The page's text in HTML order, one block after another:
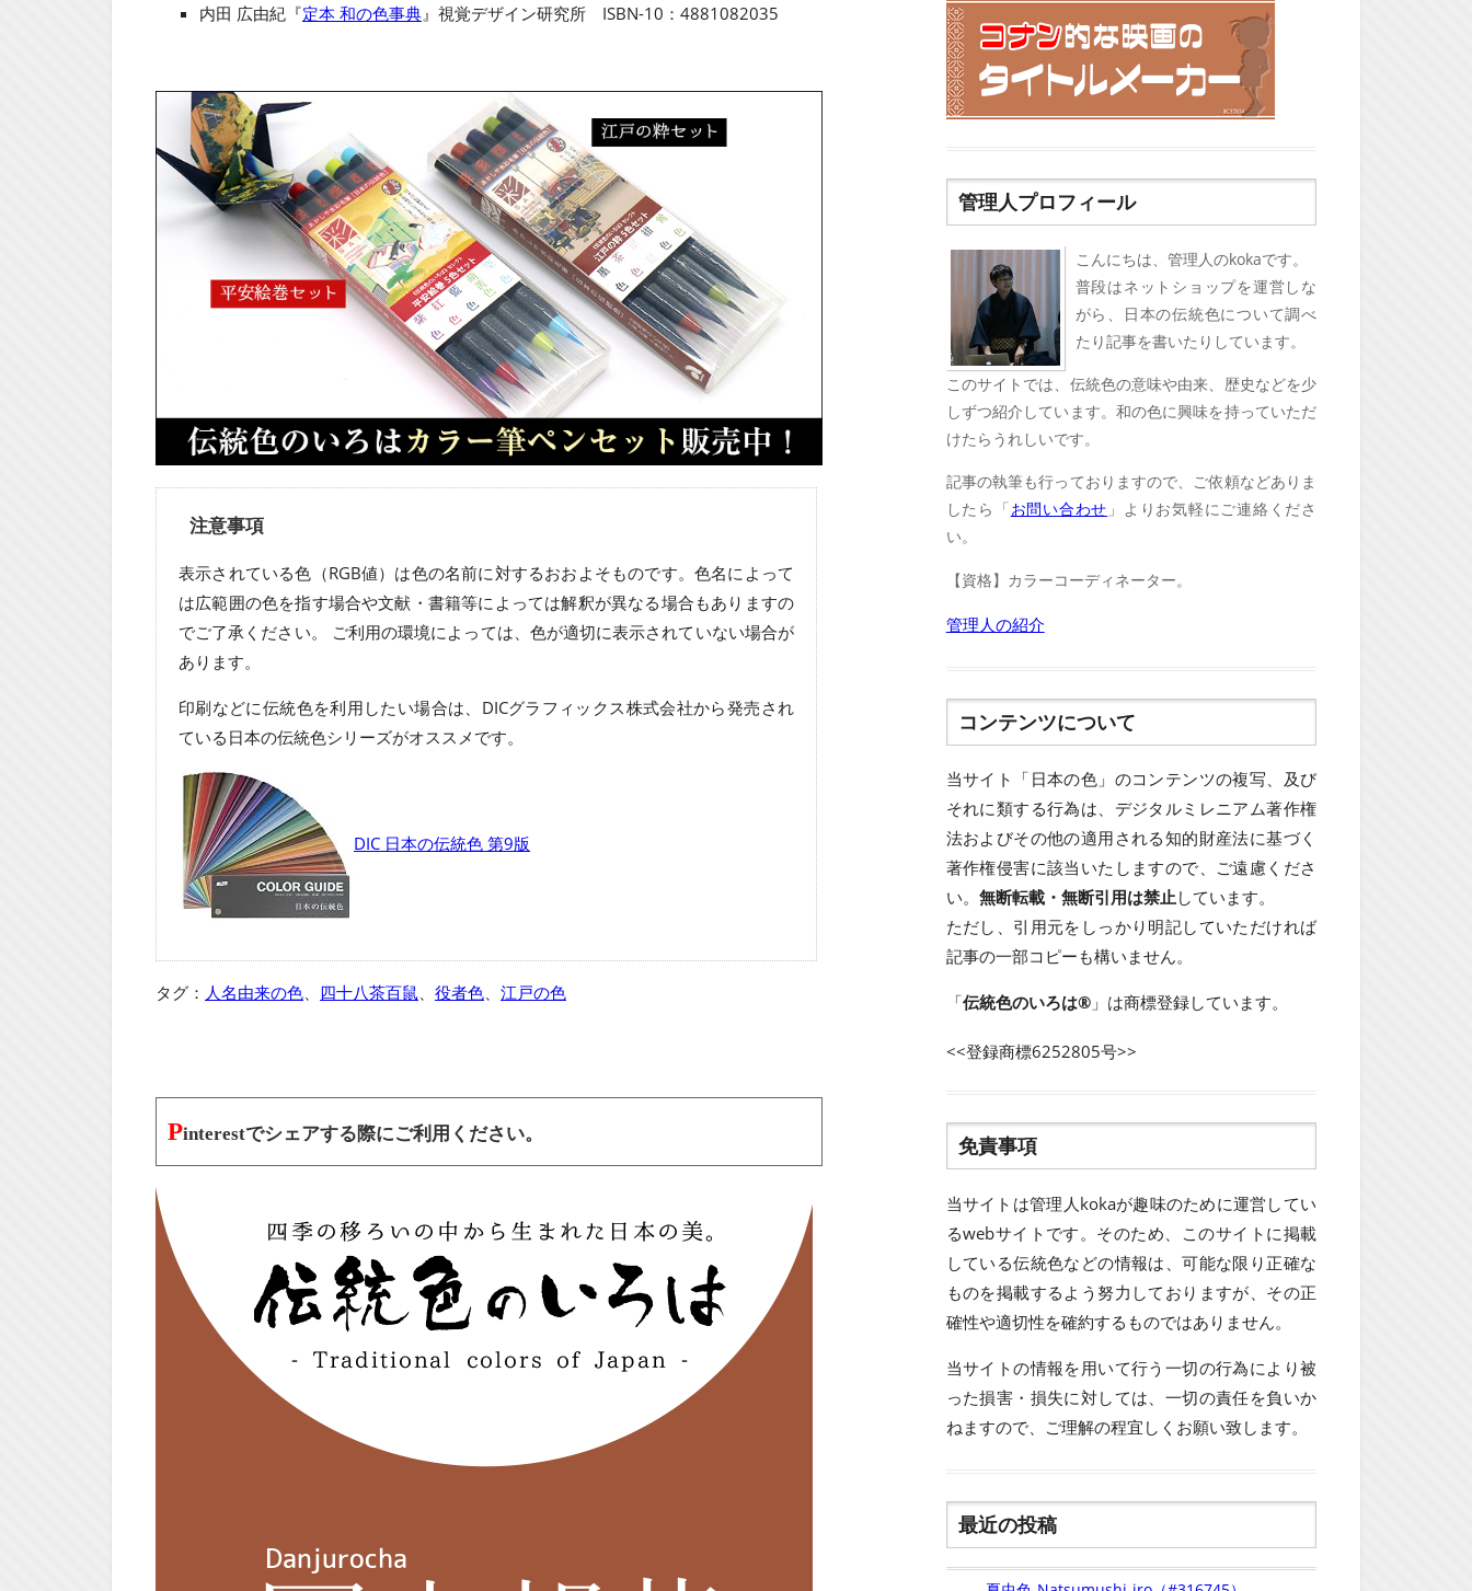
内田 広由紀『定本 和の色事典 』視覚デザイン研究所 ISBN-10：4881082035
注意事項
表示されている色（RGB値）は色の名前に対するおおよそものです。色名によって
は広範囲の色を指す場合や文献・書籍等によっては解釈が異なる場合もありますの
でご了承ください。 ご利用の環境によっては、色が適切に表示されていない場合が
あります。
印刷などに伝統色を利用したい場合は、DICグラフィックス株式会社から発売され
ている日本の伝統色シリーズがオススメです。
DIC 日本の伝統色 第9版
タグ： 人名由来の色、 四十八茶百鼠、 役者色、 江戸の色
Pinterestでシェアする際にご利用ください。
管理人プロフィール
こんにちは、管理人のkokaです。
普段はネットショップを運営しな
がら、日本の伝統色について調べ
たり記事を書いたりしています。
このサイトでは、伝統色の意味や由来、歴史などを少
しずつ紹介しています。和の色に興味を持っていただ
けたらうれしいです。
記事の執筆も行っておりますので、ご依頼などありま
したら「お問い合わせ 」よりお気軽にご連絡くださ
い。
【資格】カラーコーディネーター。
管理人の紹介
コンテンツについて
当サイト「日本の色」のコンテンツの複写、及び
それに類する行為は、デジタルミレニアム著作権
法およびその他の適用される知的財産法に基づく
著作権侵害に該当いたしますので、ご遠慮くださ
い。 無断転載・無断引用は禁止しています。
ただし、引用元をしっかり明記していただければ
記事の一部コピーも構いません。
「伝統色のいろは®」は商標登録しています。
<<登録商標6252805号>>
免責事項
当サイトは管理人kokaが趣味のために運営してい
るwebサイトです。そのため、このサイトに掲載
している伝統色などの情報は、可能な限り正確な
ものを掲載するよう努力しておりますが、その正
確性や適切性を確約するものではありません。
当サイトの情報を用いて行う一切の行為により被
った損害・損失に対しては、一切の責任を負いか
ねますので、ご理解の程宜しくお願い致します。
最近の投稿